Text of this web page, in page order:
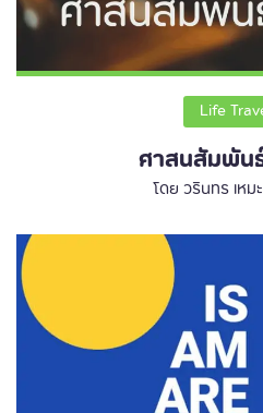
Life
ศาสนสัมพัน
โดย วรินทร เหม